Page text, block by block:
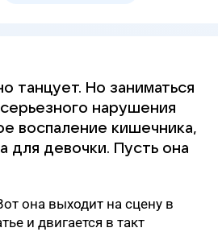
танцует. Но заниматься
нарушения
воспаление кишечника,
для девочки. Пусть она
она выходит на сцену в
и двигается в такт